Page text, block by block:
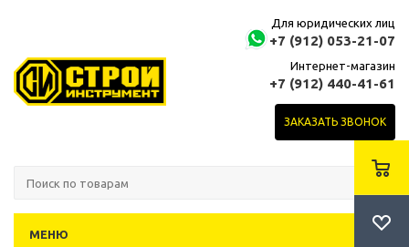
Для юридических лиц
+7 (912) 053-21-07
Интернет-магазин
+7 (912) 440-41-61
ЗАКАЗАТЬ ЗВОНОК
МЕНЮ